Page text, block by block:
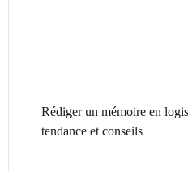
Rédiger un mémoire en
tendance et conseils